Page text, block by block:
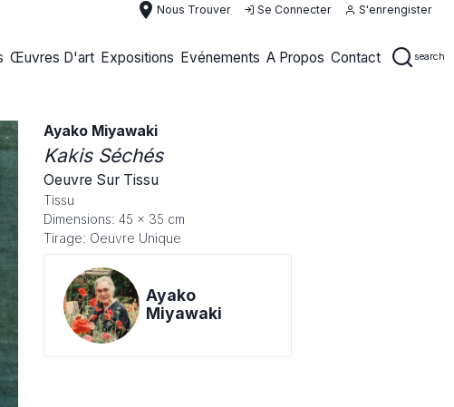
place Nous Trouver Se Connecter S'enrengister
Œuvres D'art Expositions Evénements A Propos Contact search
Ayako Miyawaki
Kakis Séchés
Oeuvre Sur Tissu
Tissu
Dimensions: 45 x 35 cm
Tirage: Oeuvre Unique
Ayako
Miyawaki